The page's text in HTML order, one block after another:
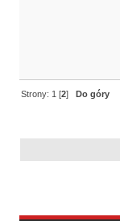
Strony: 1 [2]Do góry